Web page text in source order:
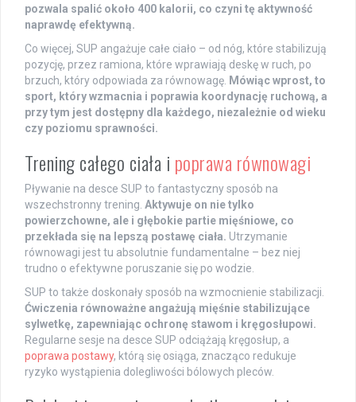
pozwala spalić około 400 kalorii, co czyni tę aktywność
naprawdę efektywną.
Co więcej, SUP angażuje całe ciało – od nóg, które stabilizują
pozycję, przez ramiona, które wprawiają deskę w ruch, po
brzuch, który odpowiada za równowagę. Mówiąc wprost, to
sport, który wzmacnia i poprawia koordynację ruchową, a
przy tym jest dostępny dla każdego, niezależnie od wieku
czy poziomu sprawności.
Trening całego ciała i poprawa równowagi
Pływanie na desce SUP to fantastyczny sposób na
wszechstronny trening. Aktywuje on nie tylko
powierzchowne, ale i głębokie partie mięśniowe, co
przekłada się na lepszą postawę ciała. Utrzymanie
równowagi jest tu absolutnie fundamentalne – bez niej
trudno o efektywne poruszanie się po wodzie.
SUP to także doskonały sposób na wzmocnienie stabilizacji.
Ćwiczenia równoważne angażują mięśnie stabilizujące
sylwetkę, zapewniając ochronę stawom i kręgosłupowi.
Regularne sesje na desce SUP odciążają kręgosłup, a
poprawa postawy, którą się osiąga, znacząco redukuje
ryzyko wystąpienia dolegliwości bólowych pleców.